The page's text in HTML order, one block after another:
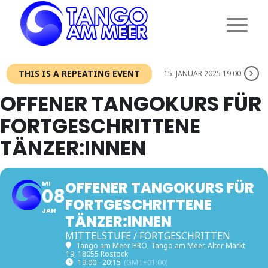
THIS IS A REPEATING EVENT 15. JANUAR 2025 19:00
OFFENER TANGOKURS FÜR
FORTGESCHRITTENE
TÄNZER:INNEN
MI
08
JAN
OFFENER TANGOKURS FÜR
FORTGESCHRITTENE
TÄNZER:INNEN
MITTELSTUFE / FORTGESCHRITTEN
Tango am Meer HRO, Tango am Meer, Alter Markt
19, 18055 Rostock
19:00 - 20:15 (GMT+01:00)